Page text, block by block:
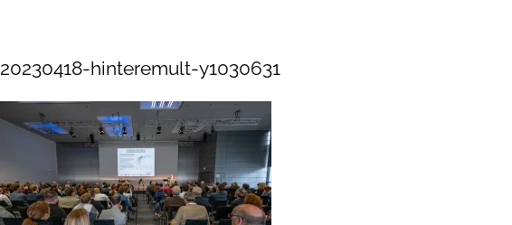
20230418-hinteremult-y1030631